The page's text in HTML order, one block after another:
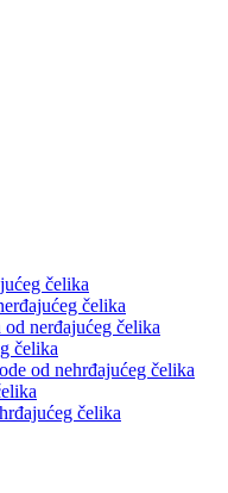
čelika
čelika
nerđajućeg čelika
čelika
od nehrđajućeg čelika
čelika